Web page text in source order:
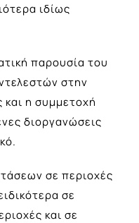
ιδίως
παρουσία του
στην
και η συμμετοχή
διοργανώσεις
σε περιοχές
σε
και σε